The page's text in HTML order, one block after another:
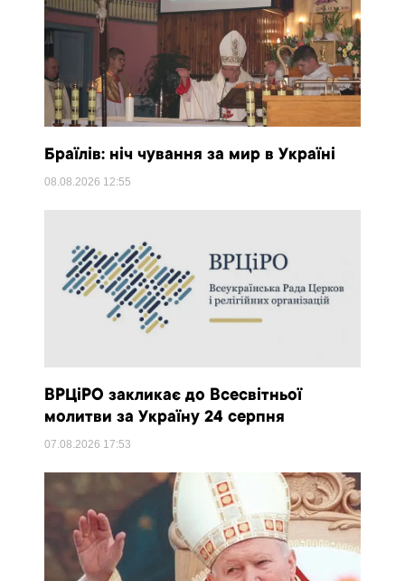
Браїлів: ніч чування за мир в Україні
08.08.2026 12:55
ВРЦіРО закликає до Всесвітньої
молитви за Україну 24 серпня
07.08.2026 17:53